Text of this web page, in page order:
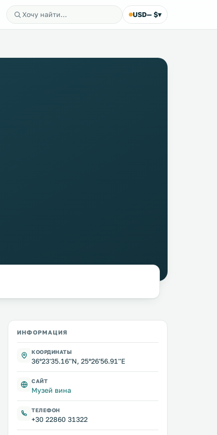
USD— $▾
ИНФОРМАЦИЯ
КООРДИНАТЫ
36°23'35.16''N, 25°26'56.91''E
САЙТ
Музей вина
ТЕЛЕФОН
+30 22860 31322